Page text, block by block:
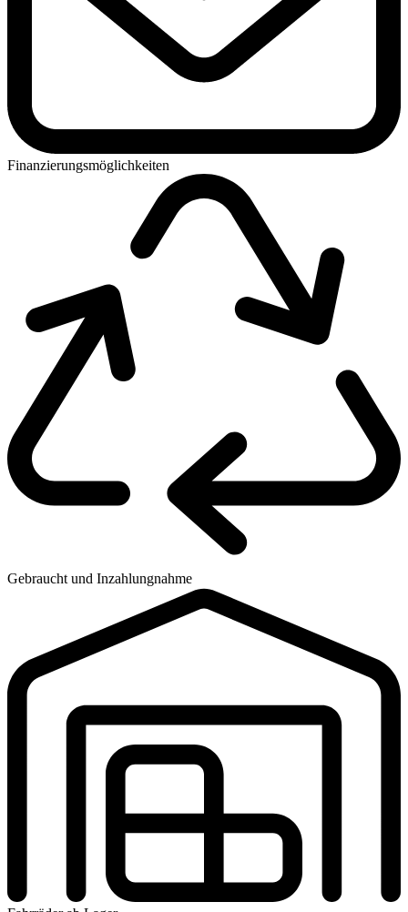
Finanzierungsmöglichkeiten
Gebraucht und Inzahlungnahme